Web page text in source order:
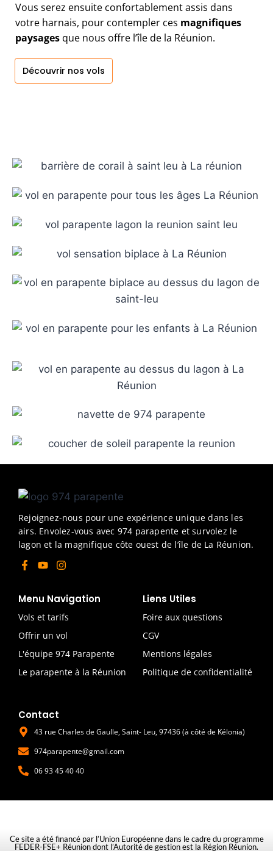
Vous serez ensuite confortablement assis dans
votre harnais, pour contempler ces magnifiques
paysages que nous offre l’île de la Réunion.
Découvrir nos vols
Rejoignez-nous pour une expérience unique dans les
airs. Envolez-vous avec 974 parapente et survolez le
lagon et la magnifique côte ouest de l’île de La Réunion.
Menu Navigation
Vols et tarifs
Offrir un vol
L'équipe 974 Parapente
Le parapente à la Réunion
Liens Utiles
Foire aux questions
CGV
Mentions légales
Politique de confidentialité
Contact
43 rue Charles de Gaulle, Saint- Leu, 97436 (à côté de Kélonia)
974parapente@gmail.com
06 93 45 40 40
Ce site a été financé par l’Union Européenne dans le cadre du programme
FEDER-FSE+ Réunion dont l’Autorité de gestion est la Région Réunion.